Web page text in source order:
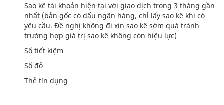
Sao kê tài khoản hiện tại với giao dịch trong 3 tháng gần
nhất (bản gốc có dấu ngân hàng, chỉ lấy sao kê khi có
yêu cầu. Đề nghị không đi xin sao kê sớm quá tránh
trường hợp giá trị sao kê không còn hiệu lực)
Sổ tiết kiệm
Sổ đỏ
Thẻ tín dụng